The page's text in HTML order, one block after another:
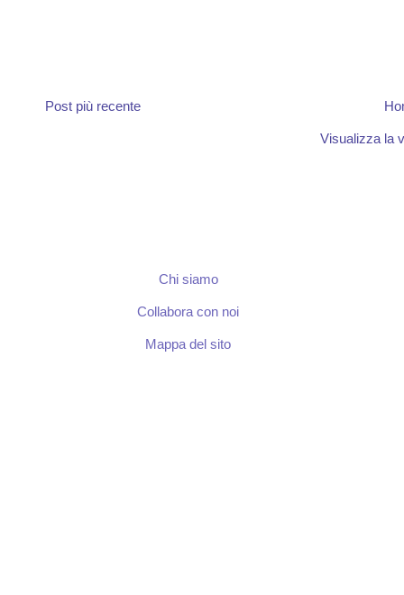
Post più recente
Visualizza la
Chi siamo
Collabora con noi
Mappa del sito